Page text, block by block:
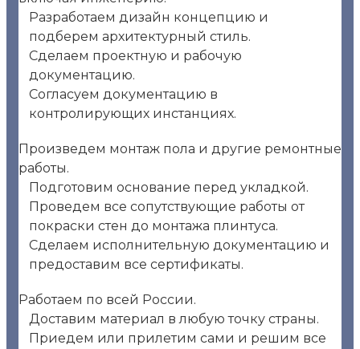
Разработаем дизайн концепцию и
подберем архитектурный стиль.
Сделаем проектную и рабочую
документацию.
Согласуем документацию в
контролирующих инстанциях.
Произведем монтаж пола и другие ремонтные
работы.
Подготовим основание перед укладкой.
Проведем все сопутствующие работы от
покраски стен до монтажа плинтуса.
Сделаем исполнительную документацию и
предоставим все сертификаты.
Работаем по всей России.
Доставим материал в любую точку страны.
Приедем или прилетим сами и решим все